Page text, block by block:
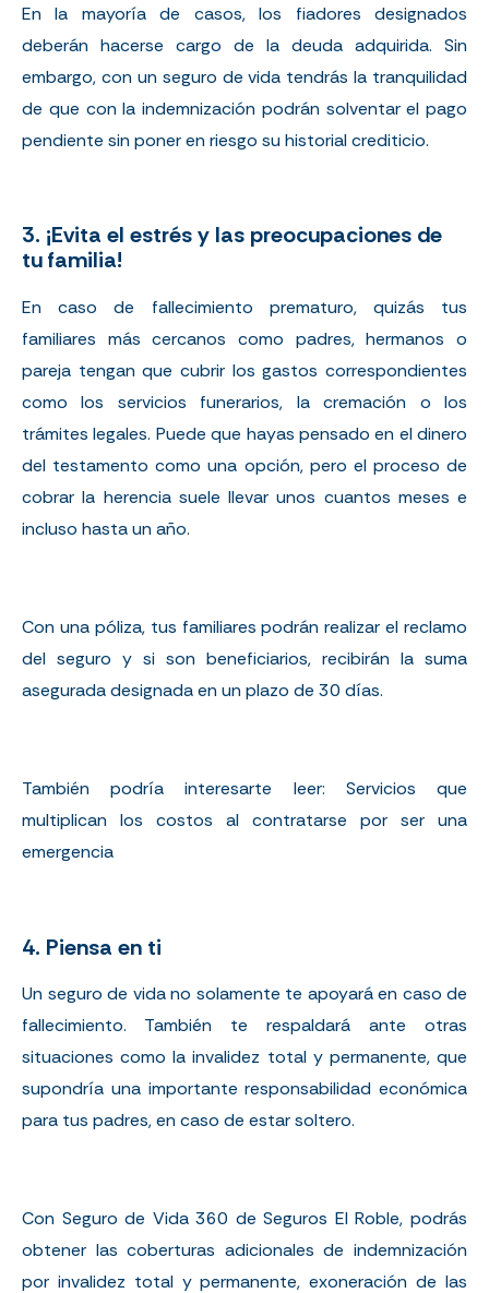
En la mayoría de casos, los fiadores designados
deberán hacerse cargo de la deuda adquirida. Sin
embargo, con un seguro de vida tendrás la tranquilidad
de que con la indemnización podrán solventar el pago
pendiente sin poner en riesgo su historial crediticio.
3. ¡Evita el estrés y las preocupaciones de
tu familia!
En caso de fallecimiento prematuro, quizás tus
familiares más cercanos como padres, hermanos o
pareja tengan que cubrir los gastos correspondientes
como los servicios funerarios, la cremación o los
trámites legales. Puede que hayas pensado en el dinero
del testamento como una opción, pero el proceso de
cobrar la herencia suele llevar unos cuantos meses e
incluso hasta un año.
Con una póliza, tus familiares podrán realizar el reclamo
del seguro y si son beneficiarios, recibirán la suma
asegurada designada en un plazo de 30 días.
También podría interesarte leer: Servicios que
multiplican los costos al contratarse por ser una
emergencia
4. Piensa en ti
Un seguro de vida no solamente te apoyará en caso de
fallecimiento. También te respaldará ante otras
situaciones como la invalidez total y permanente, que
supondría una importante responsabilidad económica
para tus padres, en caso de estar soltero.
Con Seguro de Vida 360 de Seguros El Roble, podrás
obtener las coberturas adicionales de indemnización
por invalidez total y permanente, exoneración de las